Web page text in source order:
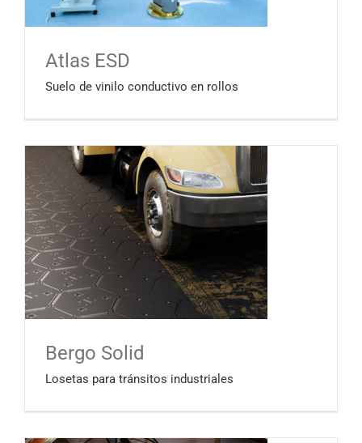
Atlas ESD
Suelo de vinilo conductivo en rollos
Bergo Solid
Losetas para tránsitos industriales